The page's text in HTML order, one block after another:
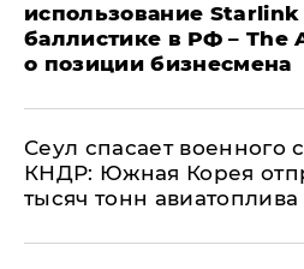
использование
баллистике в РФ – The
о позиции бизнесмена
​Сеул спасает военного
КНДР: Южная Корея
тысяч тонн авиатоплива